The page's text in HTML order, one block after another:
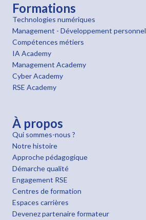
Formations
Technologies numériques
Management - Développement personnel
Compétences métiers
IA Academy
Management Academy
Cyber Academy
RSE Academy
À propos
Qui sommes-nous ?
Notre histoire
Approche pédagogique
Démarche qualité
Engagement RSE
Centres de formation
Espaces carrières
Devenez partenaire formateur